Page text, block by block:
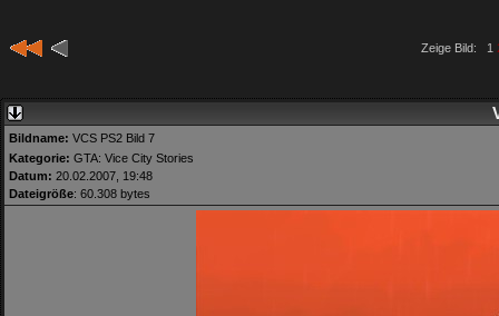
Zeige Bild: 1
Bildname: VCS PS2 Bild 7
Kategorie: GTA: Vice City Stories
Datum: 20.02.2007, 19:48
Dateigröße: 60.308 bytes